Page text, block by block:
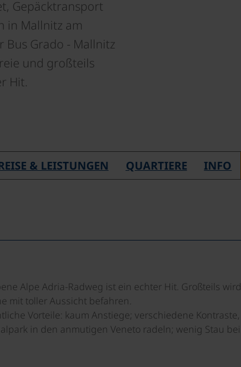
Gepäcktransport
in Mallnitz am
Bus Grado - Mallnitz
und großteils
Hit.
& LEISTUNGEN QUARTIERE INFO
Alpe Adria-Radweg ist ein echter Hit. Großteils wird
mit toller Aussicht befahren.
Vorteile: kaum Anstiege; verschiedene Kontraste,
in den anmutigen Veneto radeln; wenig Stau bei